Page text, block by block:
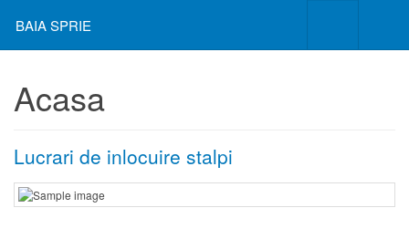
BAIA SPRIE
Acasa
Lucrari de inlocuire stalpi